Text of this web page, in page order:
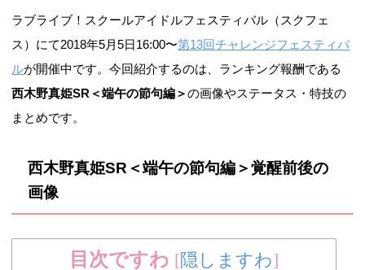
ラブライブ！スクールアイドルフェスティバル（スクフェ
ス）にて2018年5月5日16:00〜第13回チャレンジフェスティバ
ルが開催中です。今回紹介するのは、ランキング報酬である
西木野真姫SR＜端午の節句編＞の画像やステータス・特技の
まとめです。
西木野真姫SR＜端午の節句編＞覚醒前後の
画像
目次ですわ [隠しますわ]